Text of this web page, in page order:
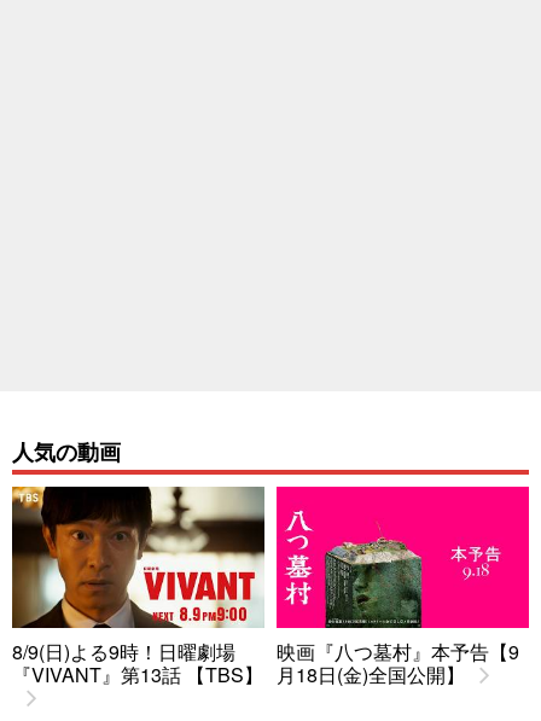
人気の動画
8/9(日)よる9時！日曜劇場
『VIVANT』第13話 【TBS】
映画『八つ墓村』本予告【9
月18日(金)全国公開】